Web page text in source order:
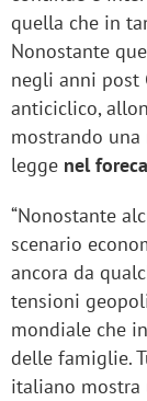
quella che in
Nonostante
negli anni post
anticiclico,
mostrando una
legge nel
“Nonostante
scenario
ancora da
tensioni
mondiale che
delle famiglie.
italiano mostra